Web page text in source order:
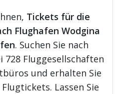
Tickets für die
Flughafen Wodgina
. Suchen Sie nach
728 Fluggesellschaften
und erhalten Sie
Lassen Sie